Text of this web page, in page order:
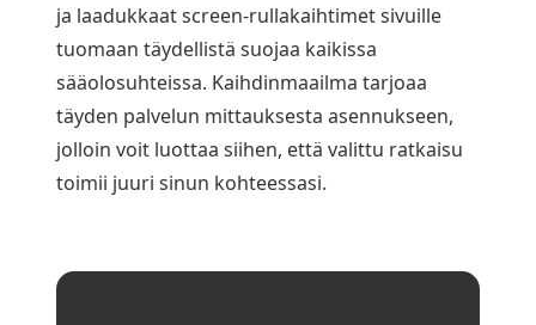
ja laadukkaat screen-rullakaihtimet sivuille
tuomaan täydellistä suojaa kaikissa
sääolosuhteissa. Kaihdinmaailma tarjoaa
täyden palvelun mittauksesta asennukseen,
jolloin voit luottaa siihen, että valittu ratkaisu
toimii juuri sinun kohteessasi.